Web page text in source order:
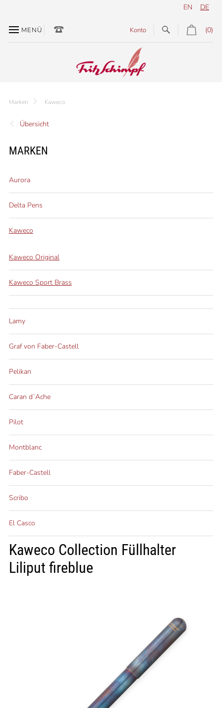
DE
EN
MENÜ (0)
Konto
Übersicht
Marken Kaweco
MARKEN
Aurora
Delta Pens
Kaweco
Kaweco Original
Kaweco Sport Brass
Lamy
Graf von Faber-Castell
Pelikan
Caran d`Ache
Pilot
Montblanc
Faber-Castell
Scribo
El Casco
Kaweco Collection Füllhalter
Liliput fireblue